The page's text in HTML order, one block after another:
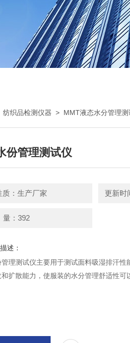
纺织品检测仪器 > MMT液态水分管理测
份管理测试仪
质：生产厂家 更新时
：392
述：
理测试仪主要用于测试面料吸湿排汗性
扩散能力，使服装的水分管理舒适性可